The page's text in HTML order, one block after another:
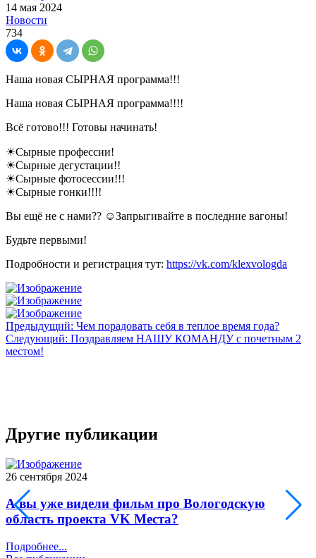
14 мая 2024
Новости
734
Наша новая СЫРНАЯ программа!!!
Наша новая СЫРНАЯ программа!!!!
Всё готово!!! Готовы начинать!
☀Сырные профессии!
☀Сырные дегустации!!
☀Сырные фотосессии!!!
☀Сырные гонки!!!!
Вы ещё не с нами?? ☺Запрыгивайте в последние вагоны!
Будьте первыми!
Подробности и регистрация тут: https://vk.com/klexvologda
Предыдущий: Чем порадовать себя в теплое время года?
Следующий: Поздравляем НАШУ КОМАНДУ с почетным 2
местом!
Другие публикации
26 сентября 2024
А вы уже видели фильм про Вологодскую
область проекта VK Места?
Подробнее...